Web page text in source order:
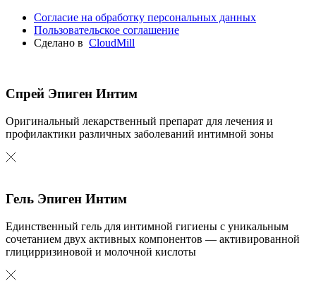
Согласие на обработку персональных данных
Пользовательское соглашение
Сделано в CloudMill
Спрей Эпиген Интим
Оригинальный лекарственный препарат для лечения и
профилактики различных заболеваний интимной зоны
Гель Эпиген Интим
Единственный гель для интимной гигиены с уникальным
сочетанием двух активных компонентов — активированной
глицирризиновой и молочной кислоты